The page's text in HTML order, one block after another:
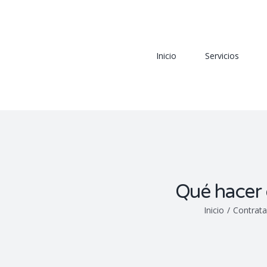
Inicio Servicios
Qué
Inicio /